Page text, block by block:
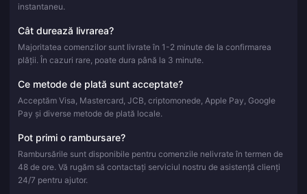
instantaneu.
Cât durează livrarea?
Majoritatea comenzilor sunt livrate în 1-2 minute de la confirmarea
plății. În cazuri rare, poate dura până la 3 minute.
Ce metode de plată sunt acceptate?
Acceptăm Visa, Mastercard, JCB, criptomonede, Apple Pay, Google
Pay și diverse metode de plată locale.
Pot primi o rambursare?
Rambursările sunt disponibile pentru comenzile nelivrate în termen de
48 de ore. Vă rugăm să contactați serviciul nostru de asistență clienți
24/7 pentru ajutor.